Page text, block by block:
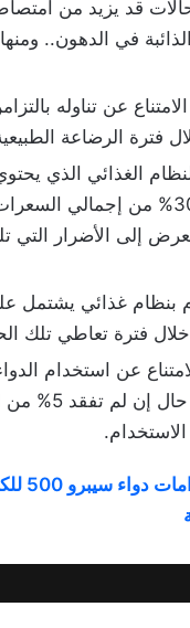
قد يزيد من
الذائبة في الدهون..
عن تناوله
فترة الرضاعة
الغذائي الذي
تتخطى الـ 30% من إجمالي
إلى الأضرار التي
بنظام غذائي يشتمل
فترة تعاطي تلك
عن استخدام
الطبيب في